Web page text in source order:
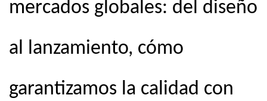
mercados globales: del diseño
al lanzamiento, cómo
garantizamos la calidad con